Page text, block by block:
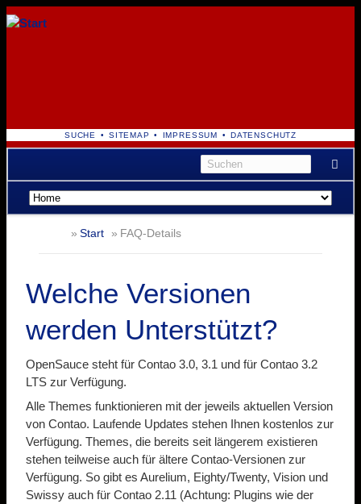
NAVIGATION
ÜBERSPRINGEN
SUCHE SITEMAP IMPRESSUM DATENSCHUTZ
Navigation
überspringen
Start FAQ-Details
Welche Versionen
werden Unterstützt?
OpenSauce steht für Contao 3.0, 3.1 und für Contao 3.2
LTS zur Verfügung.
Alle Themes funktionieren mit der jeweils aktuellen Version
von Contao. Laufende Updates stehen Ihnen kostenlos zur
Verfügung. Themes, die bereits seit längerem existieren
stehen teilweise auch für ältere Contao-Versionen zur
Verfügung. So gibt es Aurelium, Eighty/Twenty, Vision und
Swissy auch für Contao 2.11 (Achtung: Plugins wie der